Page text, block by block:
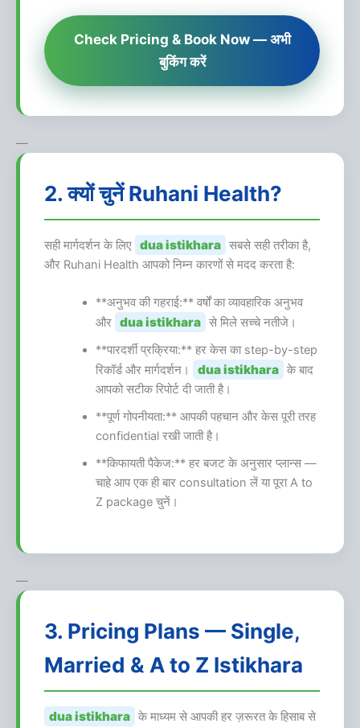
Check Pricing & Book Now — अभी
बुकिंग करें
—
2. क्यों चुनें Ruhani Health?
सही मार्गदर्शन के लिए dua istikhara सबसे सही तरीका है,
और Ruhani Health आपको निम्न कारणों से मदद करता है:
**अनुभव की गहराई:** वर्षों का व्यावहारिक अनुभव
और dua istikhara से मिले सच्चे नतीजे।
**पारदर्शी प्रक्रिया:** हर केस का step-by-step
रिकॉर्ड और मार्गदर्शन।
dua istikhara के बाद
आपको सटीक रिपोर्ट दी जाती है।
**पूर्ण गोपनीयता:** आपकी पहचान और केस पूरी तरह
confidential रखी जाती है।
**किफायती पैकेज:** हर बजट के अनुसार प्लान्स —
चाहे आप एक ही बार consultation लें या पूरा A to
Z package चुनें।
—
3. Pricing Plans — Single,
Married & A to Z Istikhara
dua istikhara के माध्यम से आपकी हर ज़रूरत के हिसाब से